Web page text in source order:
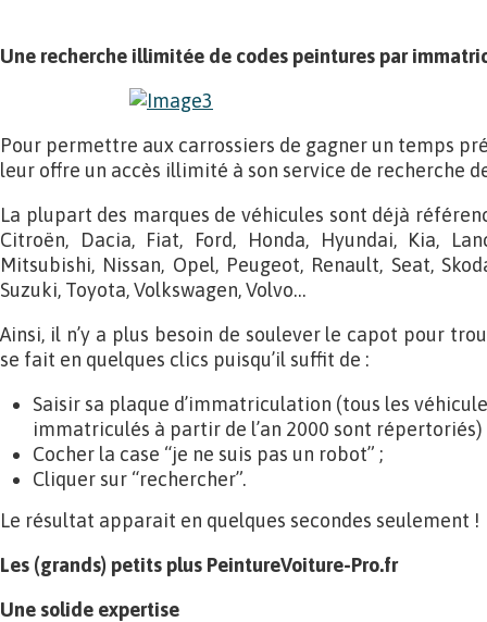
Une recherche illimitée de codes peintures par
Pour permettre aux carrossiers de gagner un temps
leur offre un accès illimité à son service de recherche
La plupart des marques de véhicules sont déjà
Citroën, Dacia, Fiat, Ford, Honda, Hyundai, Kia,
Mitsubishi, Nissan, Opel, Peugeot, Renault, Seat,
Suzuki, Toyota, Volkswagen, Volvo…
Ainsi, il n’y a plus besoin de soulever le capot pour
se fait en quelques clics puisqu’il suffit de :
Saisir sa plaque d’immatriculation (tous les
immatriculés à partir de l’an 2000 sont répertoriés)
Cocher la case “je ne suis pas un robot” ;
Cliquer sur “rechercher”.
Le résultat apparait en quelques secondes seulement !
Les (grands) petits plus PeintureVoiture-Pro.fr
Une solide expertise